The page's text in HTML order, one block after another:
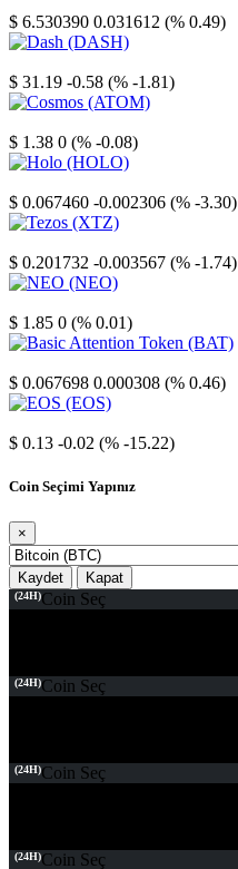
$ 6.530390 0.031612 (% 0.49)
$ 31.19 -0.58 (% -1.81)
$ 1.38 0 (% -0.08)
$ 0.067460 -0.002306 (% -3.30)
$ 0.201732 -0.003567 (% -1.74)
$ 1.85 0 (% 0.01)
$ 0.067698 0.000308 (% 0.46)
$ 0.13 -0.02 (% -15.22)
Coin Seçimi Yapınız
×
Kaydet Kapat
(24H)Coin Seç
(24H)Coin Seç
(24H)Coin Seç
(24H)Coin Seç